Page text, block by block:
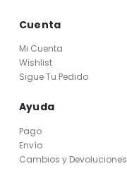
Cuenta
Mi Cuenta
Wishlist
Sigue Tu Pedido
Ayuda
Pago
Envío
Cambios y Devoluciones